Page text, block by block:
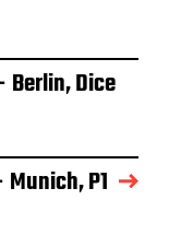
Berlin, Dice
P1